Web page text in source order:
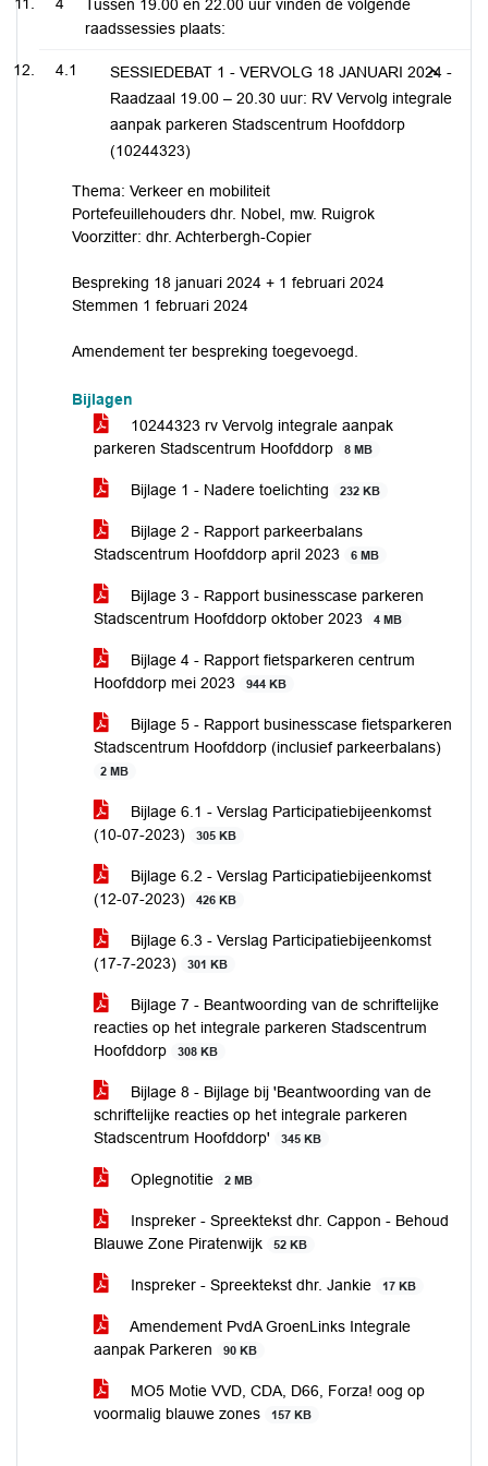
Tussen 19.00 en 22.00 uur vinden de volgende
raadssessies plaats:
4.1
SESSIEDEBAT 1 - VERVOLG 18 JANUARI 2024 -
Raadzaal 19.00 – 20.30 uur: RV Vervolg integrale
aanpak parkeren Stadscentrum Hoofddorp
(10244323)
Thema: Verkeer en mobiliteit
Portefeuillehouders dhr. Nobel, mw. Ruigrok
Voorzitter: dhr. Achterbergh-Copier
Bespreking 18 januari 2024 + 1 februari 2024
Stemmen 1 februari 2024
Amendement ter bespreking toegevoegd.
Bijlagen
10244323 rv Vervolg integrale aanpak
parkeren Stadscentrum Hoofddorp
8 MB
Bijlage 1 - Nadere toelichting 232 KB
Bijlage 2 - Rapport parkeerbalans
Stadscentrum Hoofddorp april 2023
6 MB
Bijlage 3 - Rapport businesscase parkeren
Stadscentrum Hoofddorp oktober 2023
4 MB
Bijlage 4 - Rapport fietsparkeren centrum
Hoofddorp mei 2023
944 KB
Bijlage 5 - Rapport businesscase fietsparkeren
Stadscentrum Hoofddorp (inclusief parkeerbalans)
2 MB
Bijlage 6.1 - Verslag Participatiebijeenkomst
(10-07-2023)
305 KB
Bijlage 6.2 - Verslag Participatiebijeenkomst
(12-07-2023)
426 KB
Bijlage 6.3 - Verslag Participatiebijeenkomst
(17-7-2023)
301 KB
Bijlage 7 - Beantwoording van de schriftelijke
reacties op het integrale parkeren Stadscentrum
Hoofddorp
308 KB
Bijlage 8 - Bijlage bij 'Beantwoording van de
schriftelijke reacties op het integrale parkeren
Stadscentrum Hoofddorp'
345 KB
Oplegnotitie 2 MB
Inspreker - Spreektekst dhr. Cappon - Behoud
Blauwe Zone Piratenwijk
52 KB
Inspreker - Spreektekst dhr. Jankie 17 KB
Amendement PvdA GroenLinks Integrale
aanpak Parkeren
90 KB
MO5 Motie VVD, CDA, D66, Forza! oog op
voormalig blauwe zones
157 KB